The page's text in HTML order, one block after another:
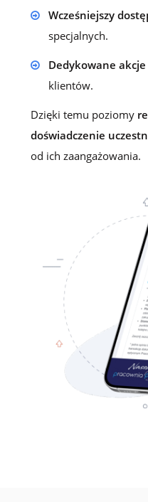
Wcześniejszy
specjalnych.
Dedykowane akcje
klientów.
Dzięki temu poziomy
doświadczenie
od ich zaangażowania.